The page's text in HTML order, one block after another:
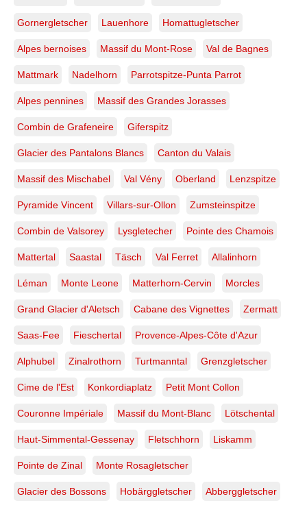
Gornergletscher Lauenhore Homattugletscher
Alpes bernoises Massif du Mont-Rose Val de Bagnes
Mattmark Nadelhorn Parrotspitze-Punta Parrot
Alpes pennines Massif des Grandes Jorasses
Combin de Grafeneire Giferspitz
Glacier des Pantalons Blancs Canton du Valais
Massif des Mischabel Val Vény Oberland Lenzspitze
Pyramide Vincent Villars-sur-Ollon Zumsteinspitze
Combin de Valsorey Lysgletecher Pointe des Chamois
Mattertal Saastal Täsch Val Ferret Allalinhorn
Léman Monte Leone Matterhorn-Cervin Morcles
Grand Glacier d'Aletsch Cabane des Vignettes Zermatt
Saas-Fee Fieschertal Provence-Alpes-Côte d'Azur
Alphubel Zinalrothorn Turtmanntal Grenzgletscher
Cime de l'Est Konkordiaplatz Petit Mont Collon
Couronne Impériale Massif du Mont-Blanc Lötschental
Haut-Simmental-Gessenay Fletschhorn Liskamm
Pointe de Zinal Monte Rosagletscher
Glacier des Bossons Hobärggletscher Abberggletscher